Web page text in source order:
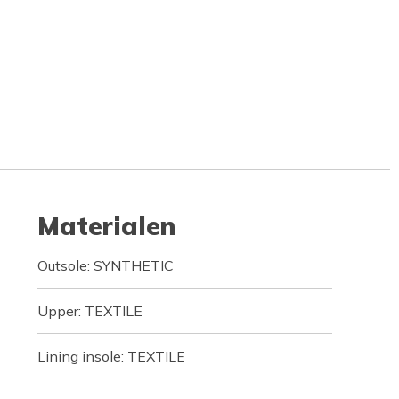
Materialen
Outsole: SYNTHETIC
Upper: TEXTILE
Lining insole: TEXTILE